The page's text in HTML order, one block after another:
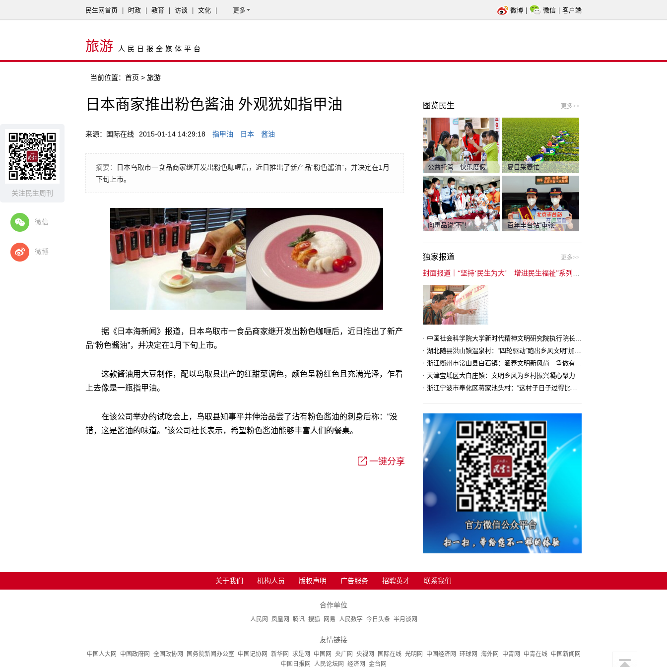
关注民生周刊
微信
微博
民生网首页 时政 教育 访谈 文化 更多 微博 微信 客户端
旅游 人民日报全媒体平台
当前位置： 首页 > 旅游
日本商家推出粉色酱油 外观犹如指甲油
来源：国际在线 2015-01-14 14:29:18 指甲油 日本 酱油
摘要：
日本鸟取市一食品商家继开发出粉色咖喱后，近日推出了新产品“粉色酱油”，并决定在1月
下旬上市。
据《日本海新闻》报道，日本鸟取市一食品商家继开发出粉色咖喱后，近日推出了新产
品“粉色酱油”，并决定在1月下旬上市。
这款酱油用大豆制作，配以鸟取县出产的红甜菜调色，颜色呈粉红色且充满光泽，乍看
上去像是一瓶指甲油。
在该公司举办的试吃会上，鸟取县知事平井伸治品尝了沾有粉色酱油的刺身后称：“没
错，这是酱油的味道。”该公司社长表示，希望粉色酱油能够丰富人们的餐桌。
一键分享
图览民生 更多>>
公益托管 快乐度假 夏日采菱忙
向毒品说“不”！ 百年丰台站“重张”
独家报道 更多>>
中国社会科学院大学新时代精神文明研究院执行院长王维国：文明村镇创建为乡村注入持久发展动力
湖北随县洪山镇温泉村：“四轮驱动”跑出乡风文明“加速度”
浙江衢州市常山县白石镇：涵养文明新风尚 争做有礼白石人
天津宝坻区大白庄镇：文明乡风为乡村振兴凝心聚力
浙江宁波市奉化区蒋家池头村：“这村子日子过得比城里还舒心”
关于我们 机构人员 版权声明 广告服务 招聘英才 联系我们
合作单位
人民网 凤凰网 腾讯 搜狐 网易 人民数字 今日头条 半月谈网
友情链接
中国人大网 中国政府网 全国政协网 国务院新闻办公室 中国记协网 新华网 求是网 中国网 央广网 央视网 国际在线 光明网 中国经济网 环球网 海外网 中青网 中青在线
中国新闻网
中国日报网
人民论坛网 经济网 金台网